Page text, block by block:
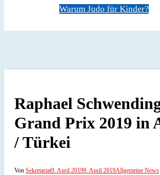
Warum Judo für Kinder?
Raphael
Grand Prix 2019 in
/ Türkei
Von Sekretariat9. April 20199. April 2019Allgemeine News